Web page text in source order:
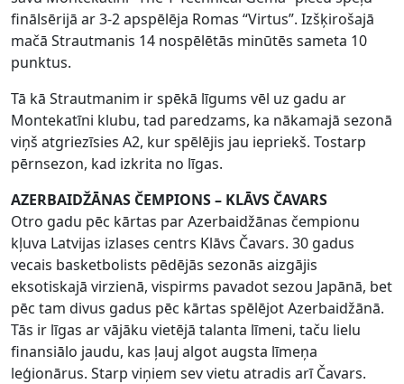
finālsērijā ar 3-2 apspēlēja Romas “Virtus”. Izšķirošajā
mačā Strautmanis 14 nospēlētās minūtēs sameta 10
punktus.
Tā kā Strautmanim ir spēkā līgums vēl uz gadu ar
Montekatīni klubu, tad paredzams, ka nākamajā sezonā
viņš atgriezīsies A2, kur spēlējis jau iepriekš. Tostarp
pērnsezon, kad izkrita no līgas.
AZERBAIDŽĀNAS ČEMPIONS – KLĀVS ČAVARS
Otro gadu pēc kārtas par Azerbaidžānas čempionu
kļuva Latvijas izlases centrs Klāvs Čavars. 30 gadus
vecais basketbolists pēdējās sezonās aizgājis
eksotiskajā virzienā, vispirms pavadot sezou Japānā, bet
pēc tam divus gadus pēc kārtas spēlējot Azerbaidžānā.
Tās ir līgas ar vājāku vietējā talanta līmeni, taču lielu
finansiālo jaudu, kas ļauj algot augsta līmeņa
leģionārus. Starp viņiem sev vietu atradis arī Čavars.